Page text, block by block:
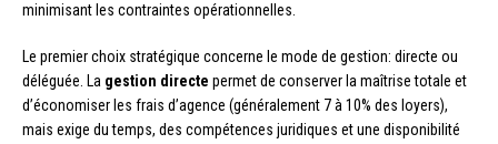
minimisant les contraintes opérationnelles.
Le premier choix stratégique concerne le mode de gestion: directe ou
déléguée. La gestion directe permet de conserver la maîtrise totale et
d’économiser les frais d’agence (généralement 7 à 10% des loyers),
mais exige du temps, des compétences juridiques et une disponibilité